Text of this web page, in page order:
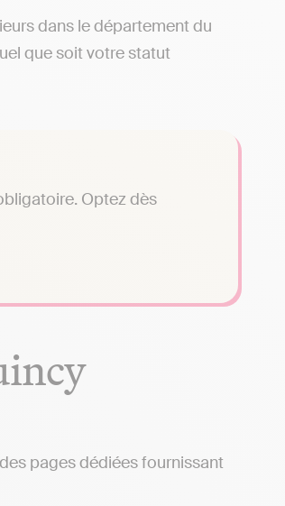
dans le département du
que soit votre statut
Optez dès
pages dédiées fournissant